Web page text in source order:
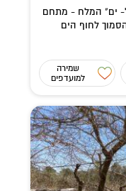
ים" המלח - מתחם
לחוף הים
שמירה
למועדפים